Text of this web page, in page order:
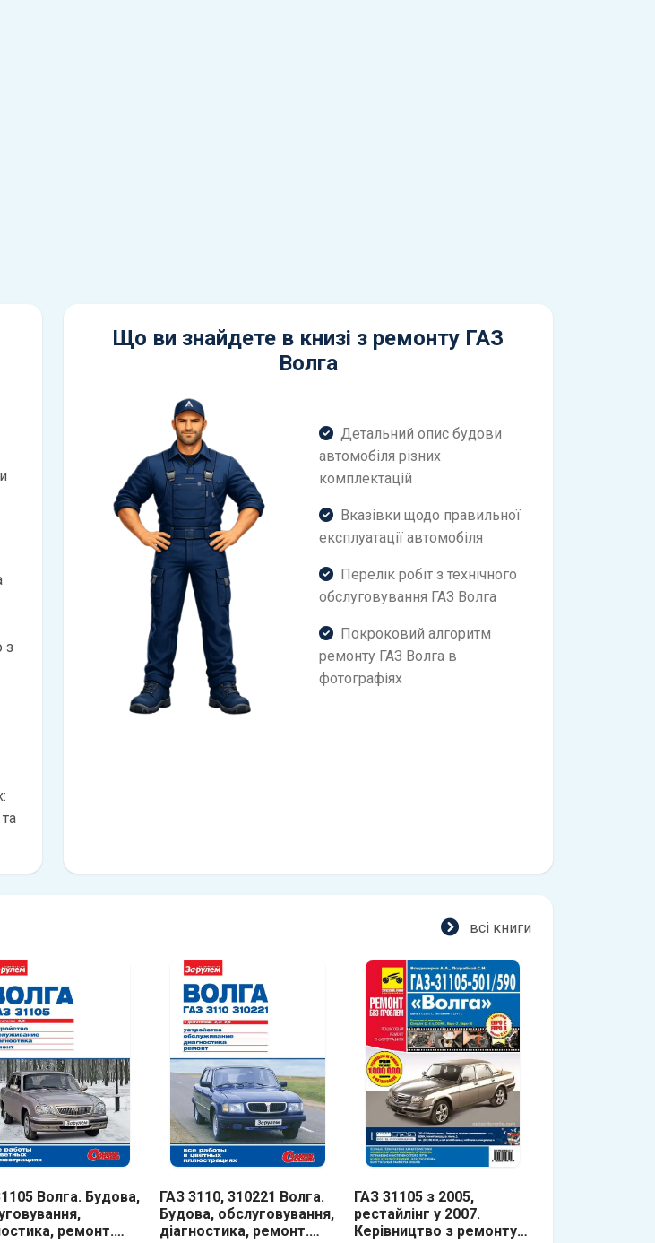
з
Що ви знайдете в книзі з ремонту ГАЗ
Волга
Детальний опис будови
автомобіля різних
комплектацій
Вказівки щодо правильної
експлуатації автомобіля
Перелік робіт з технічного
обслуговування ГАЗ Волга
Покроковий алгоритм
ремонту ГАЗ Волга в
фотографіях
всі книги
Волга. Будова,
ремонт.
ГАЗ 3110, 310221 Волга.
Будова, обслуговування,
діагностика, ремонт.
ГАЗ 31105 з 2005,
рестайлінг у 2007.
Керівництво з ремонту,